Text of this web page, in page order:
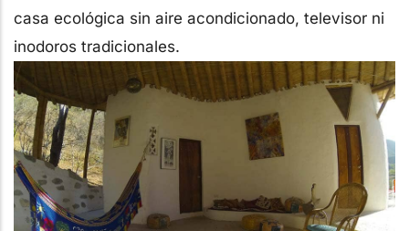
casa ecológica sin aire acondicionado, televisor ni
inodoros tradicionales.